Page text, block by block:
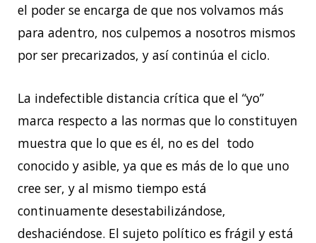
el poder se encarga de que nos volvamos más
para adentro, nos culpemos a nosotros mismos
por ser precarizados, y así continúa el ciclo.
La indefectible distancia crítica que el “yo”
marca respecto a las normas que lo constituyen
muestra que lo que es él, no es del todo
conocido y asible, ya que es más de lo que uno
cree ser, y al mismo tiempo está
continuamente desestabilizándose,
deshaciéndose. El sujeto político es frágil y está